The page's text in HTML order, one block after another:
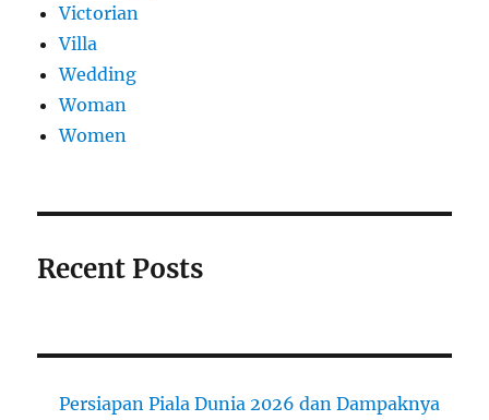
Victorian
Villa
Wedding
Woman
Women
Recent Posts
Persiapan Piala Dunia 2026 dan Dampaknya